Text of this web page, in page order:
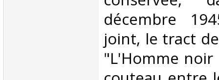
décembre
joint, le tract
"L'Homme